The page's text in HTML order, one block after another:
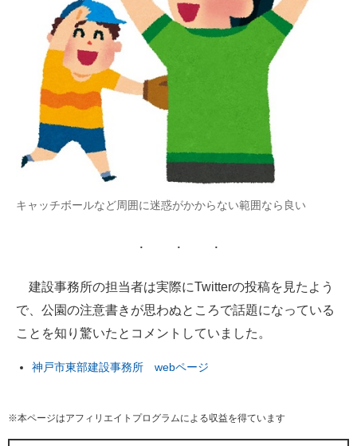
キャッチボールなど周囲に迷惑がかからない範囲なら良い
建設事務所の担当者は実際にTwitterの投稿を見たよう
で、公園の注意書きが思わぬところで話題になっている
ことを知り驚いたとコメントしていました。
神戸市東部建設事務所 webページ
※本ページはアフィリエイトプログラムによる収益を得ています